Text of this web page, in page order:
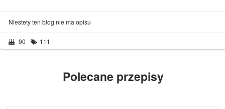
Niestety ten blog nie ma opisu
90 111
Polecane przepisy